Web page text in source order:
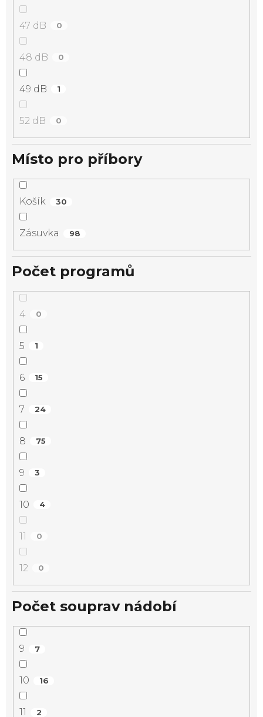
47 dB 0
48 dB 0
49 dB 1
52 dB 0
Místo pro příbory
Košík 30
Zásuvka 98
Počet programů
4 0
5 1
6 15
7 24
8 75
9 3
10 4
11 0
12 0
Počet souprav nádobí
9 7
10 16
11 2